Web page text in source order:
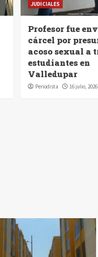
JUDICIALES
Profesor fue
cárcel por
acoso sexual a
estudiantes en
Valledupar
Periodista 16 julio, 2026